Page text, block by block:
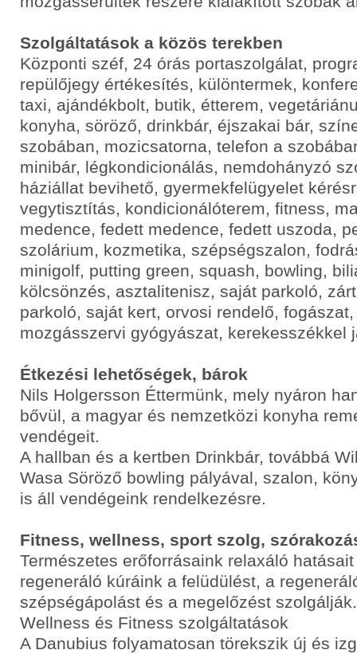
Szolgáltatások a közös terekben
Központi széf, 24 órás portaszolgálat,
repülőjegy értékesítés, különtermek,
taxi, ajándékbolt, butik, étterem,
konyha, söröző, drinkbár, éjszakai bár,
szobában, mozicsatorna, telefon a
minibár, légkondicionálás, nemdohányzó
háziállat bevihető, gyermekfelügyelet
vegytisztítás, kondicionálóterem, fitness,
medence, fedett medence, fedett uszoda,
szolárium, kozmetika, szépségszalon,
minigolf, putting green, squash, bowling,
kölcsönzés, asztalitenisz, saját parkoló,
parkoló, saját kert, orvosi rendelő,
mozgásszervi gyógyászat, kerekesszékkel
Étkezési lehetőségek, bárok
Nils Holgersson Éttermünk, mely nyáron
bővül, a magyar és nemzetközi konyha
vendégeit.
A hallban és a kertben Drinkbár, továbbá
Wasa Söröző bowling pályával, szalon,
is áll vendégeink rendelkezésre.
Fitness, wellness, sport szolg,
Természetes erőforrásaink relaxáló
regeneráló kúráink a felüdülést, a
szépségápolást és a megelőzést szolgálják.
Wellness és Fitness szolgáltatások
A Danubius folyamatosan törekszik új és